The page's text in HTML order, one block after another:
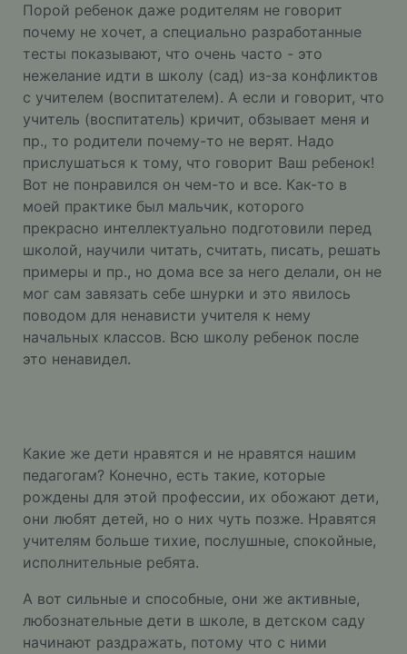
Порой ребенок даже родителям не говорит
почему не хочет, а специально разработанные
тесты показывают, что очень часто - это
нежелание идти в школу (сад) из-за конфликтов
с учителем (воспитателем). А если и говорит, что
учитель (воспитатель) кричит, обзывает меня и
пр., то родители почему-то не верят. Надо
прислушаться к тому, что говорит Ваш ребенок!
Вот не понравился он чем-то и все. Как-то в
моей практике был мальчик, которого
прекрасно интеллектуально подготовили перед
школой, научили читать, считать, писать, решать
примеры и пр., но дома все за него делали, он не
мог сам завязать себе шнурки и это явилось
поводом для ненависти учителя к нему
начальных классов. Всю школу ребенок после
это ненавидел.
Какие же дети нравятся и не нравятся нашим
педагогам? Конечно, есть такие, которые
рождены для этой профессии, их обожают дети,
они любят детей, но о них чуть позже. Нравятся
учителям больше тихие, послушные, спокойные,
исполнительные ребята.
А вот сильные и способные, они же активные,
любознательные дети в школе, в детском саду
начинают раздражать, потому что с ними